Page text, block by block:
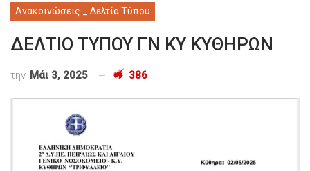
Ανακοινώσεις _ Δελτία Τύπου
ΔΕΛΤΙΟ ΤΥΠΟΥ ΓΝ ΚΥ ΚΥΘΗΡΩΝ
την Μάι 3, 2025 386